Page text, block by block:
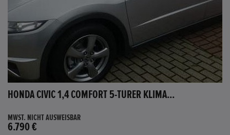
HONDA CIVIC 1,4 COMFORT 5-TÜRER KLIMA...
MWST. NICHT AUSWEISBAR
6.790 €